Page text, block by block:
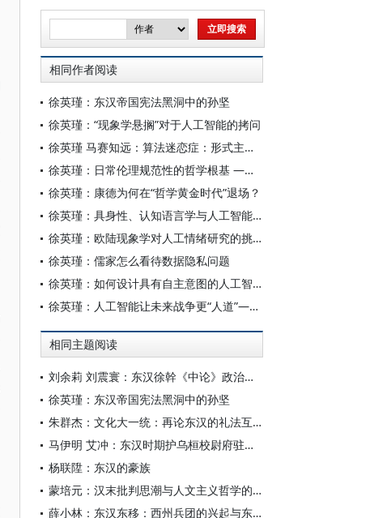
相同作者阅读
徐英瑾：东汉帝国宪法黑洞中的孙坚
徐英瑾：“现象学悬搁”对于人工智能的拷问
徐英瑾 马赛知远：算法迷恋症：形式主义宰制及其德性出路
徐英瑾：日常伦理规范性的哲学根基 —— 以西田哲学为视角
徐英瑾：康德为何在“哲学黄金时代”退场？
徐英瑾：具身性、认知语言学与人工智能伦理学
徐英瑾：欧陆现象学对人工情绪研究的挑战
徐英瑾：儒家怎么看待数据隐私问题
徐英瑾：如何设计具有自主意图的人工智能体
徐英瑾：人工智能让未来战争更“人道”——回应埃隆·马斯克先生
相同主题阅读
刘余莉 刘震寰：东汉徐幹《中论》政治伦理的三重向度
徐英瑾：东汉帝国宪法黑洞中的孙坚
朱群杰：文化大一统：再论东汉的礼法互动——以五一简所见案验立法变革为中心
马伊明 艾冲：东汉时期护乌桓校尉府驻地新探——以《水经注》记载为基础
杨联陞：东汉的豪族
蒙培元：汉末批判思潮与人文主义哲学的重建
薛小林：东汉东移：西州兵团的兴起与东汉国势的衰退